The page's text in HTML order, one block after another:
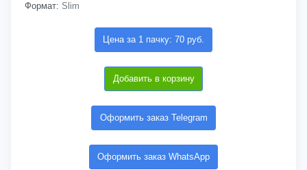
Формат: Slim
Цена за 1 пачку: 70 руб.
Добавить в корзину
Оформить заказ Telegram
Оформить заказ WhatsApp